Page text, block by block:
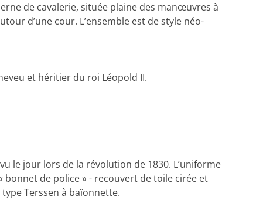
de cavalerie, située plaine des manœuvres à
d’une cour. L’ensemble est de style néo-
et héritier du roi Léopold II.
le jour lors de la révolution de 1830. L’uniforme
bonnet de police » - recouvert de toile cirée et
Terssen à baïonnette.